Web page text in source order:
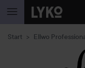
HOPPA TILL
Start Ellwo